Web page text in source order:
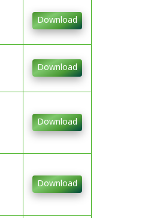
Download
Download
Download
Download